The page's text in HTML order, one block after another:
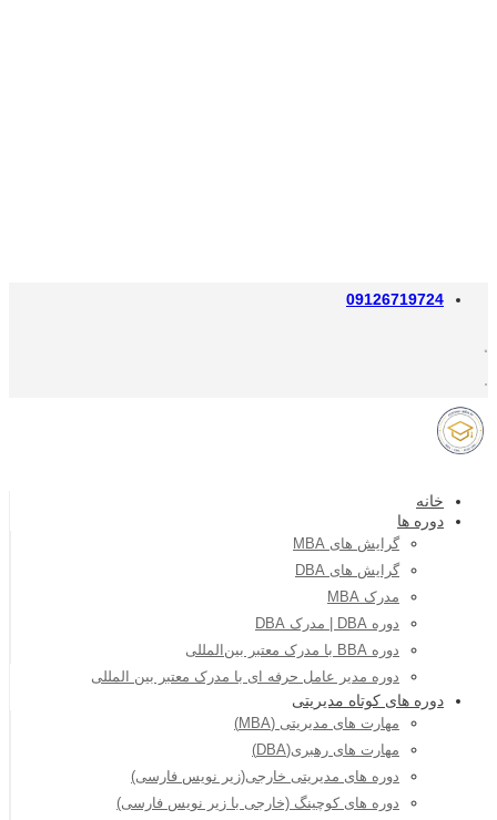
09126719724
خانه
دوره ها
گرایش های MBA
گرایش های DBA
مدرک MBA
دوره DBA | مدرک DBA
دوره BBA با مدرک معتبر بین‌المللی
دوره مدیر عامل حرفه ای با مدرک معتبر بین المللی
دوره های کوتاه مدیریتی
مهارت های مدیریتی (MBA)
مهارت های رهبری(DBA)
دوره های مدیریتی خارجی(زیر نویس فارسی)
دوره های کوچینگ (خارجی با زیر نویس فارسی)